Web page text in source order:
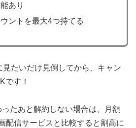
あり
ントを最大4つ持てる
たいだけ見倒してから、キャン
です！
たあと解約しない場合は、月額
配信サービスと比較すると割高に